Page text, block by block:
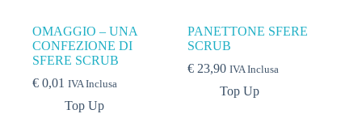
OMAGGIO – UNA
CONFEZIONE DI
SFERE SCRUB
€ 0,01 IVA Inclusa
Top Up
PANETTONE SFERE
SCRUB
€ 23,90 IVA Inclusa
Top Up